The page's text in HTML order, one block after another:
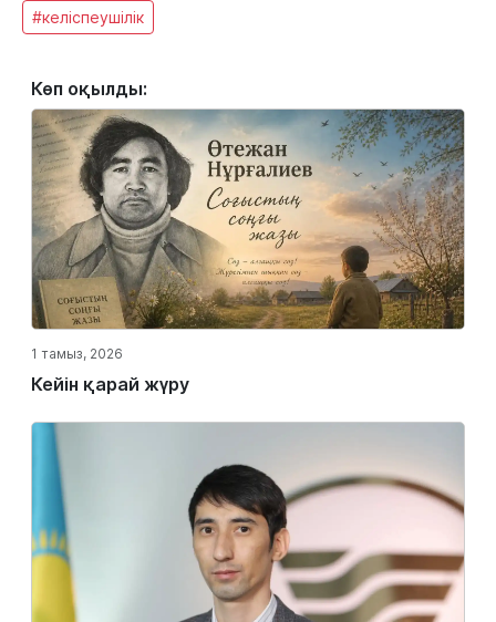
#келіспеушілік
Көп оқылды:
1 тамыз, 2026
Кейін қарай жүру